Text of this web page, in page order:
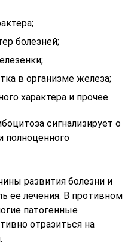
болезней;
в организме железа;
характера и прочее.
сигнализирует о
полноценного
развития болезни и
ее лечения. В противном
патогенные
отразиться на